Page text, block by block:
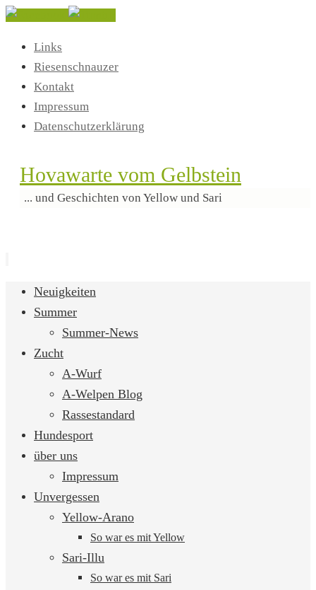
Links
Riesenschnauzer
Kontakt
Impressum
Datenschutzerklärung
Hovawarte vom Gelbstein
... und Geschichten von Yellow und Sari
Zum
Inhalt
Neuigkeiten
Summer
Summer-News
Zucht
A-Wurf
A-Welpen Blog
Rassestandard
Hundesport
über uns
Impressum
Unvergessen
Yellow-Arano
So war es mit Yellow
Sari-Illu
So war es mit Sari